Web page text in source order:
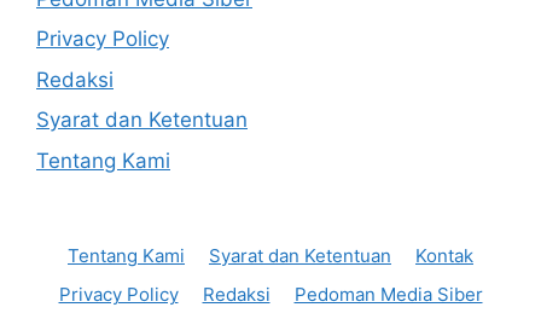
Privacy Policy
Redaksi
Syarat dan Ketentuan
Tentang Kami
Tentang Kami Syarat dan Ketentuan
Kontak
Privacy Policy
Redaksi
Pedoman Media Siber